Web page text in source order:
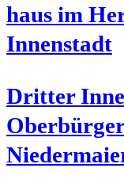
haus im
Innenstadt
Drit­ter